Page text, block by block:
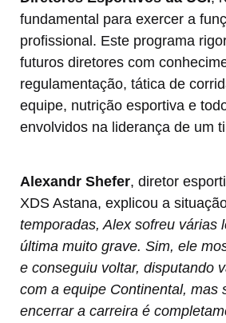
fundamental para exercer a
profissional. Este programa
futuros diretores com
regulamentação, tática de
equipe, nutrição esportiva e
envolvidos na liderança de um
Alexandr Shefer, diretor
XDS Astana, explicou a
temporadas, Alex sofreu várias
última muito grave. Sim, ele
e conseguiu voltar, disputando
com a equipe Continental, mas
encerrar a carreira é